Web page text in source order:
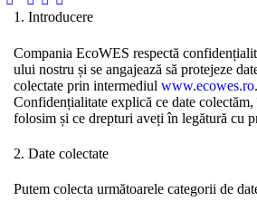
1. Introducere
Compania EcoWES respectă
ului nostru și se angajează să protejeze
colectate prin intermediul www.ecowes.ro
Confidențialitate explică ce date
folosim și ce drepturi aveți în legătură cu
2. Date colectate
Putem colecta următoarele categorii de